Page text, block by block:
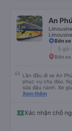
An
Bến xe
5 giờ
Bến
Lần đầu đi xe An
phục vụ chu đáo.
sữa đậu nành. Xe
treo thêm ở mỗi
ngoài (với số tiền
Xem thêm
Xác nhận chỗ